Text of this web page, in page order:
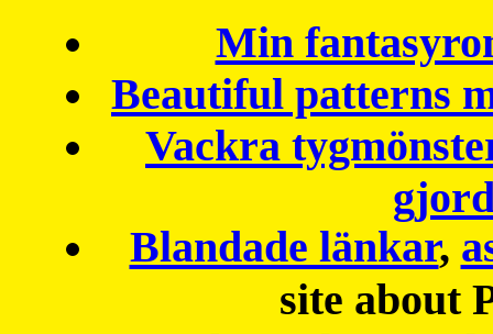
Min
Beautiful patterns
Vackra
Blandade länkar,
site about